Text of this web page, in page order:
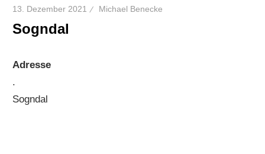
13. Dezember 2021 Michael Benecke
Sogndal
Adresse
.
Sogndal